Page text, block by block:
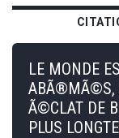
LE MONDE
ABÃ®MÃ©S,
Ã©CLAT DE
PLUS